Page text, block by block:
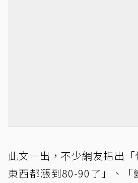
此文一出，不少網友指出
東西都漲到80-90了」、